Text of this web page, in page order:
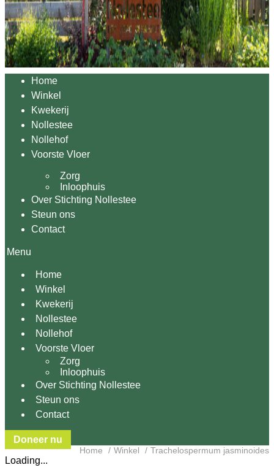
Home
Winkel
Kwekerij
Nollestee
Nollehof
Voorste Vloer
Zorg
Inloophuis
Over Stichting Nollestee
Steun ons
Contact
Menu
Home
Winkel
Kwekerij
Nollestee
Nollehof
Voorste Vloer
Zorg
Inloophuis
Over Stichting Nollestee
Steun ons
Contact
Doneer nu
Home Winkel Trachelospermum jasminoides
Loading...